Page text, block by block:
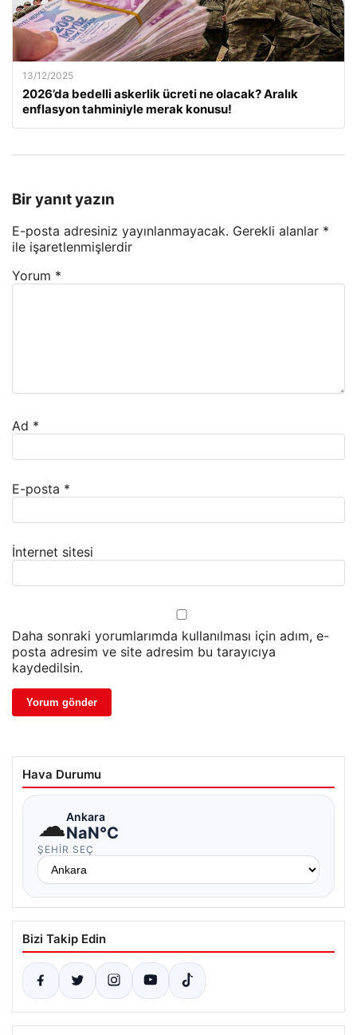
13/12/2025
2026’da bedelli askerlik ücreti ne olacak? Aralık
enflasyon tahminiyle merak konusu!
Bir yanıt yazın
E-posta adresiniz yayınlanmayacak. Gerekli alanlar *
ile işaretlenmişlerdir
Yorum *
Ad *
E-posta *
İnternet sitesi
Daha sonraki yorumlarımda kullanılması için adım, e-
posta adresim ve site adresim bu tarayıcıya
kaydedilsin.
Hava Durumu
☁Ankara
NaN°C
ŞEHIR SEÇ
Bizi Takip Edin